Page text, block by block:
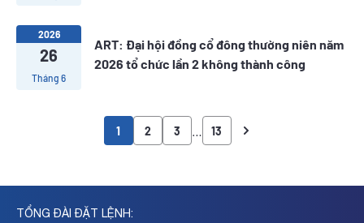
2026
26
Tháng 6
ART: Đại hội đồng cổ đông thường niên năm
2026 tổ chức lần 2 không thành công
1 2 3 13
TỔNG ĐÀI ĐẶT LỆNH: